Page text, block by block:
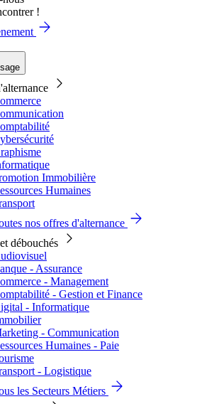
!
Immobilière
Humaines
nos offres d'alternance
débouchés
- Assurance
- Management
- Gestion et Finance
- Informatique
- Communication
Humaines - Paie
- Logistique
les Secteurs Métiers